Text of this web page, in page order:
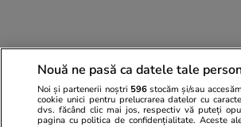
Nouă ne pasă ca datele tale
Noi și partenerii noștri 596stocăm și/sau
cookie unici pentru prelucrarea datelor cu
dvs. făcând clic mai jos, respectiv vă puteți
pagina cu politica de confidențialitate. Aceste